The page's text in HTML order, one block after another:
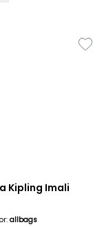
Kipling Imali
allbags